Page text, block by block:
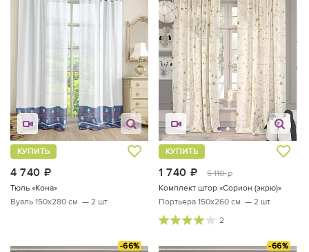
4 740
КУПИТЬ
Тюль «Кона»
Вуаль 150х280 см. — 2 шт.
1 740 руб.
5 110 руб.
КУПИТЬ
Комплект штор «Сорион (экрю)»
Портьера 150х260 см. — 2 шт.
2
-66% -66%